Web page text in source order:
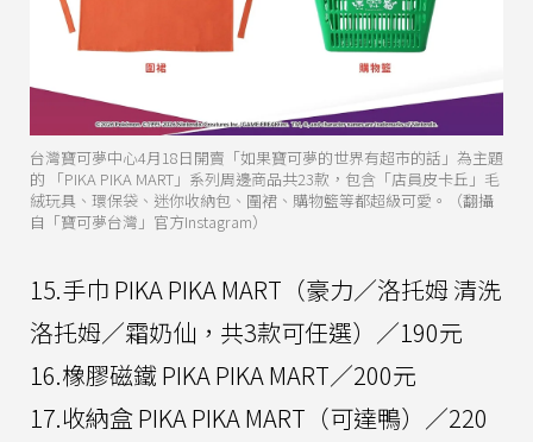
台灣寶可夢中心4月18日開賣「如果寶可夢的世界有超市的話」為主題
的 「PIKA PIKA MART」系列周邊商品共23款，包含「店員皮卡丘」毛
絨玩具、環保袋、迷你收納包、圍裙、購物籃等都超級可愛。（翻攝
自「寶可夢台灣」官方Instagram）
15.手巾 PIKA PIKA MART（豪力／洛托姆 清洗
洛托姆／霜奶仙，共3款可任選）／190元
16.橡膠磁鐵 PIKA PIKA MART／200元
17.收納盒 PIKA PIKA MART（可達鴨）／220